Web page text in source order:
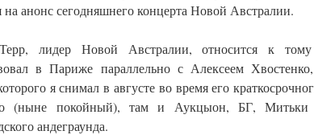
на анонс сегодняшнего концерта Новой Австралии.
лидер Новой Австралии, относится к
в Париже параллельно с Алексеем
я снимал в августе во время его
(ныне покойный), там и Аукцыон, БГ, Митьки
андеграунда.